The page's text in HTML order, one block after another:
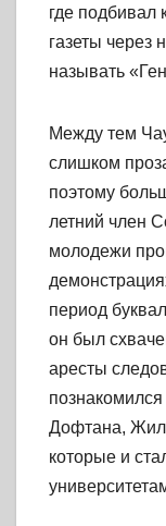
где подбивал
газеты через
называть
Между тем
слишком
поэтому
летний член
молодежи
период
он был
аресты
Дофтана,
которые и